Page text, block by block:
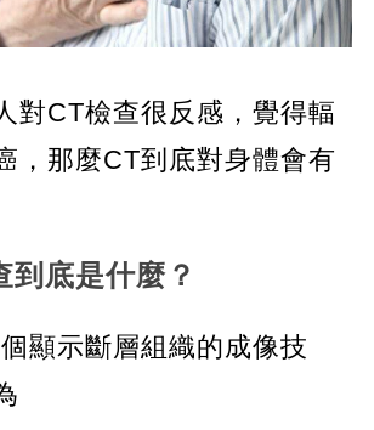
對CT檢查很反感，覺得輻
，那麼CT到底對身體會有
到底是什麼？
顯示斷層組織的成像技